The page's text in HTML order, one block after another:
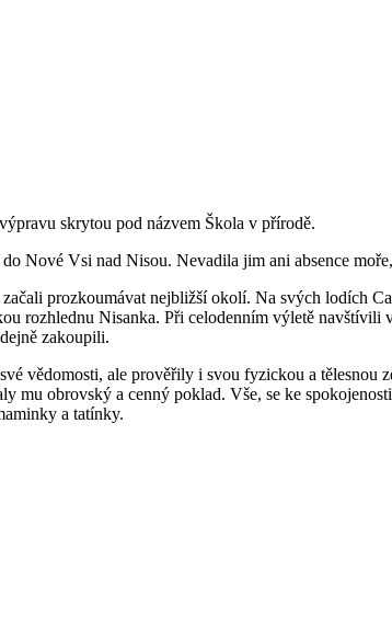
skrytou pod názvem Škola v přírodě.
Nové Vsi nad Nisou. Nevadila jim ani absence
prozkoumávat nejbližší okolí. Na svých lodích
rozhlednu Nisanka. Při celodenním výletě
zakoupili.
vědomosti, ale prověřily i svou fyzickou a tělesnou
mu obrovský a cenný poklad. Vše, se ke
a tatínky.